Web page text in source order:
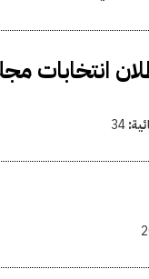
انتخابات
34